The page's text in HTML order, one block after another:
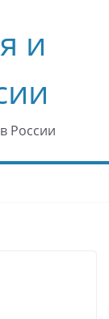
и
России